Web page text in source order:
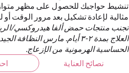
تنشيط حواجبك للحصول على مظهر
مثالية لإعادة تشكيل بعد مرور الوقت أو
تجنب منتجات حمض ألفا هيدروكسي/
العلاج بمدة ٢-٣ أيام. مارس النظافة
الحساسية الهرمونية من الإزعاج.
نصائح العناية